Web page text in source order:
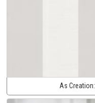
As Creation: